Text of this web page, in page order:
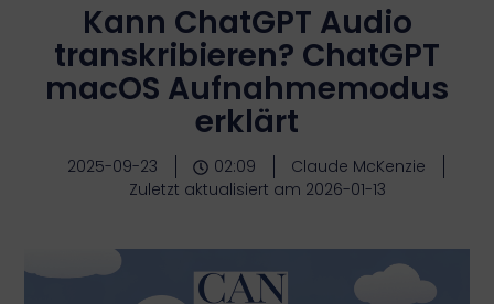
Kann ChatGPT Audio
transkribieren? ChatGPT
macOS Aufnahmemodus
erklärt
2025-09-23 02:09
Claude McKenzie
Zuletzt aktualisiert am 2026-01-13